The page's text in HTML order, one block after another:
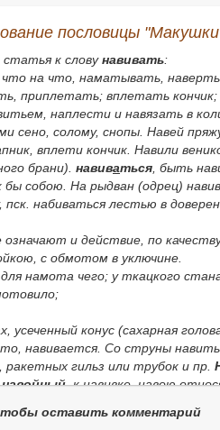
пословицы
к словунавивать:
что на что, наматывать,
приплетать; вплетать кончик;
наплести и навязать в
сено, солому, снопы. Навей
вплети кончик. Навили
брани). навиваться , быть
бы собою. На рыдван (одрец)
пск. набиваться лестью в
и действие, по
с обмотом в уключине.
для намота чего; у ткацкого
усеченный конус (сахарная
навивается. Со струны
гильз или трубок и пр.
ойный, к навивке, навою
работы; мастерская для
оставить комментарий